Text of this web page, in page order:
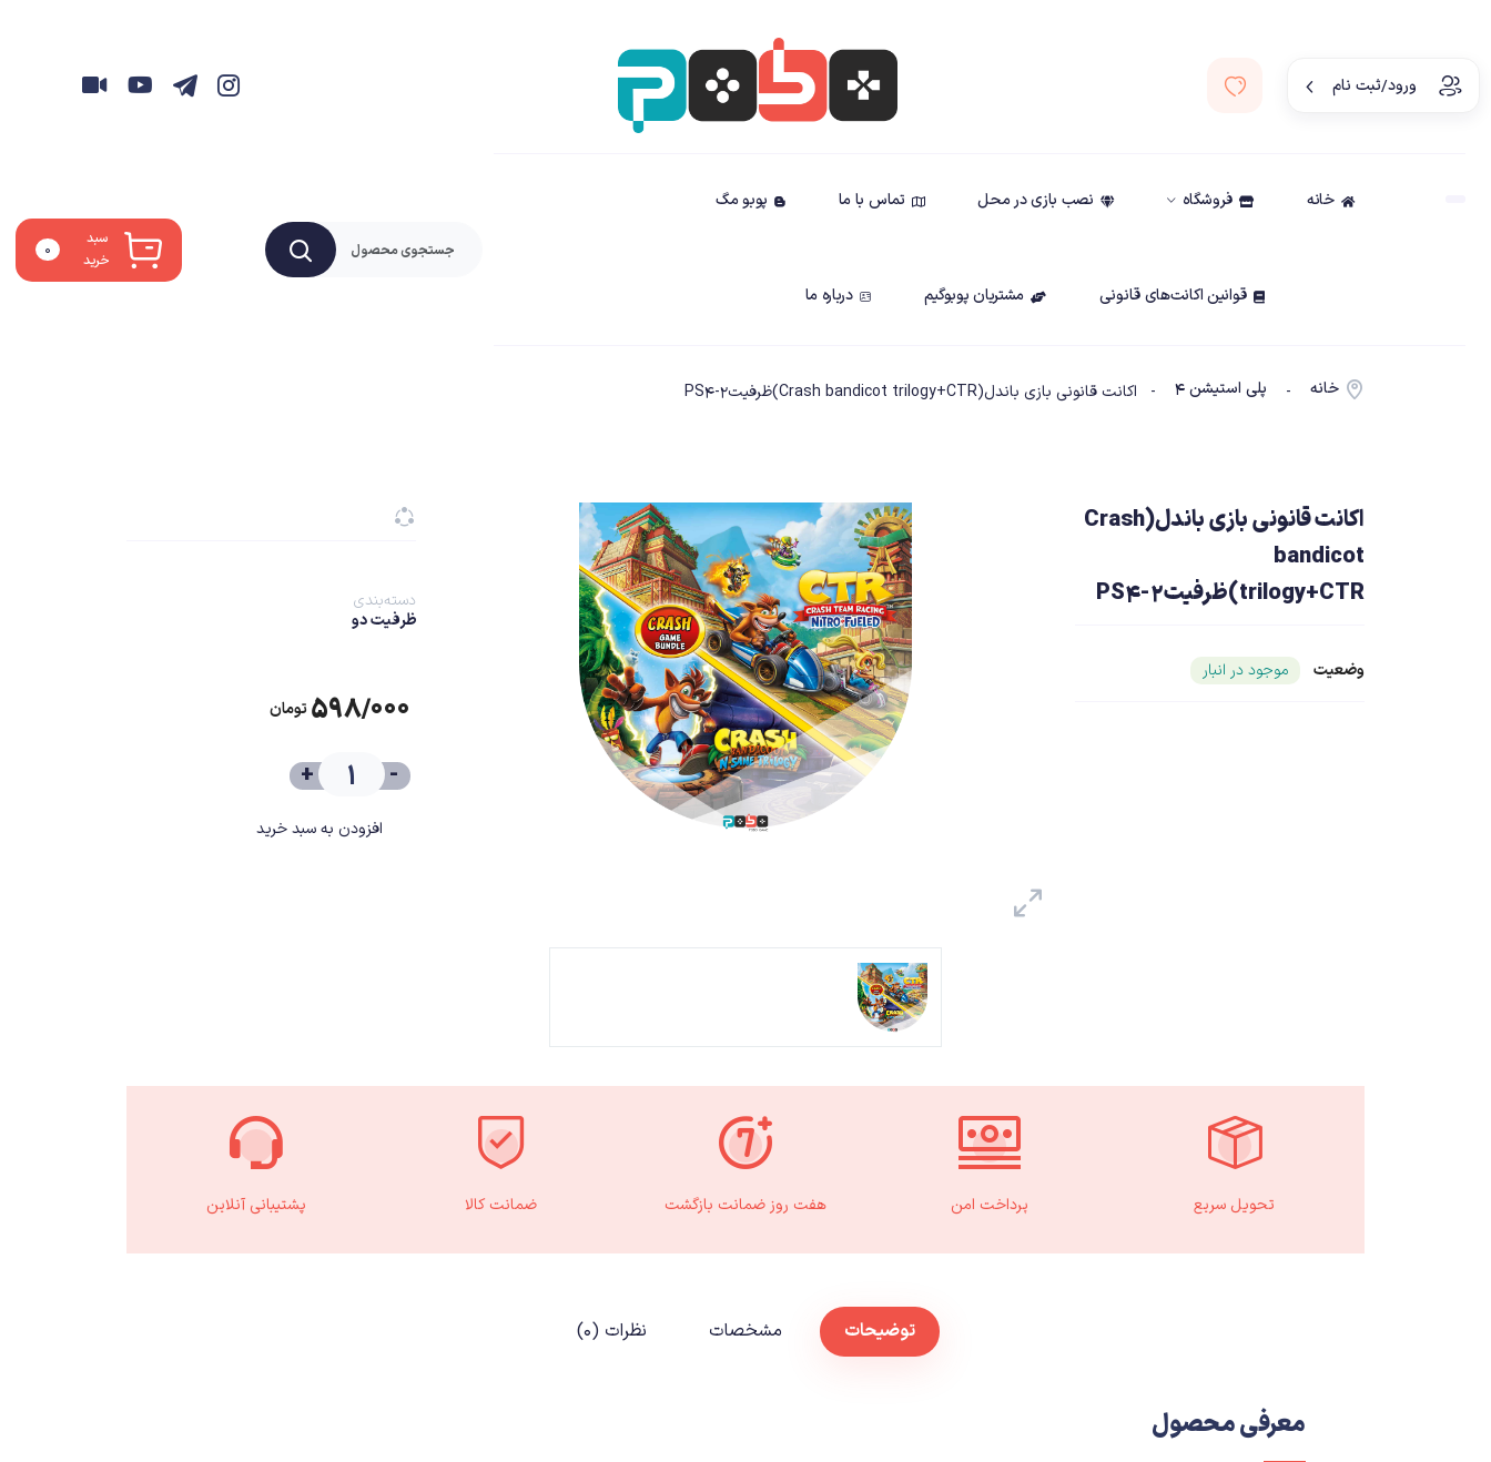
ورود/ثبت نام
خانه فروشگاه نصب بازی در محل تماس با ما پوبو مگ
قوانین اکانت‌های قانونی مشتریان پوبوگیم درباره ما
سبد
خرید
۰
خانه - پلی استیشن ۴ - اکانت قانونی بازی باندل(Crash bandicot trilogy+CTR)ظرفیت2-PS4
اکانت قانونی بازی باندل(Crash
bandicot
trilogy+CTR)ظرفیت2-PS4
وضعیت موجود در انبارشناسه محصول ۲۱۳۵۷
دسته‌بندی
ظرفیت دو
۵۹۸/۰۰۰ تومان
-
+
افزودن به سبد خرید
تحویل سریع پرداخت امن هفت روز ضمانت بازگشت ضمانت کالا پشتیبانی آنلاین
توضیحات مشخصات نظرات (۰)
معرفی محصول